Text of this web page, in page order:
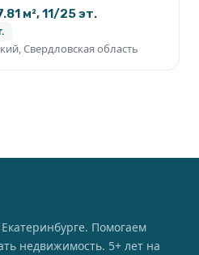
м², 11/25 эт.
Свердловская область
Помогаем
недвижимость. 5+ лет на